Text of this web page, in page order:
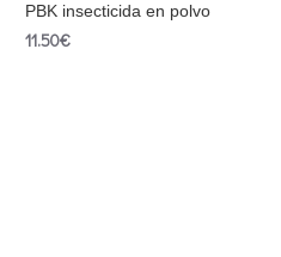
PBK insecticida en polvo
11.50€